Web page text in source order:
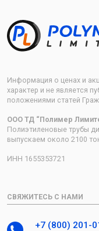
Информация о ценах и
характер и не является
положениями статей
ООО ТД “Полимер
Полиэтиленовые трубы
выпускаем около 2100
ИНН 1655353721
СВЯЖИТЕСЬ С НАМИ
+7 (800) 201-